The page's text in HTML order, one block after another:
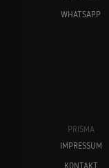
WHATSAPP
PRISMA
IMPRESSUM
KONTAKT